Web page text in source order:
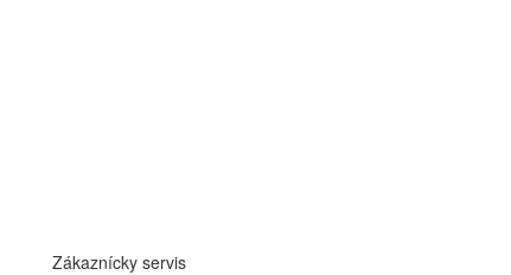
Zákaznícky servis